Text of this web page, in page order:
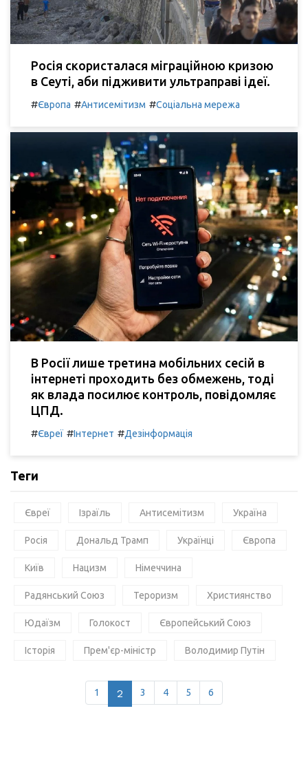
Росія скористалася міграційною кризою
в Сеуті, аби підживити ультраправі ідеї.
#Європа #Антисемітизм #Соціальна мережа
В Росії лише третина мобільних сесій в
інтернеті проходить без обмежень, тоді
як влада посилює контроль, повідомляє
ЦПД.
#Євреї #Інтернет #Дезінформація
Теги
Євреї Ізраїль Антисемітизм Україна
Росія Дональд Трамп Українці Європа
Київ Нацизм Німеччина
Радянський Союз Тероризм Християнство
Юдаїзм Голокост Європейський Союз
Історія Прем'єр-міністр Володимир Путін
1 2 3 4 5 6